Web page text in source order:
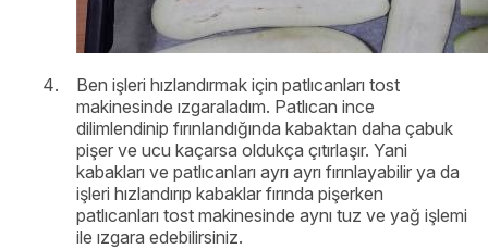
Ben işleri hızlandırmak için patlıcanları tost
makinesinde ızgaraladım. Patlıcan ince
dilimlendinip fırınlandığında kabaktan daha çabuk
pişer ve ucu kaçarsa oldukça çıtırlaşır. Yani
kabakları ve patlıcanları ayrı ayrı fırınlayabilir ya da
işleri hızlandırıp kabaklar fırında pişerken
patlıcanları tost makinesinde aynı tuz ve yağ işlemi
ile ızgara edebilirsiniz.